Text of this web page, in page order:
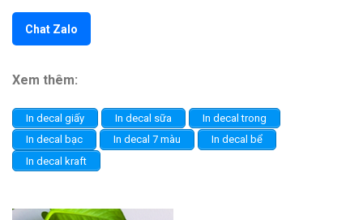
Chat Zalo
Xem thêm:
In decal giấy In decal sữa
In decal trong
In decal bạc
In decal 7 màu
In decal bể
In decal kraft